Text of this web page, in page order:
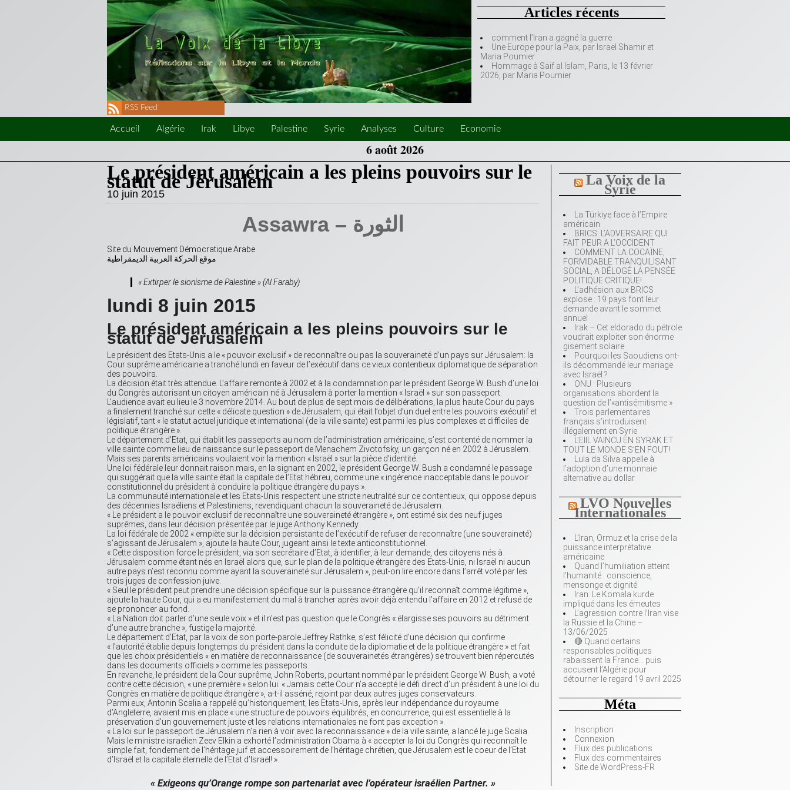
Articles récents
comment l’Iran a gagné la guerre
Une Europe pour la Paix, par Israël Shamir et
Maria Poumier
Hommage à Saif al Islam, Paris, le 13 février
2026, par Maria Poumier
RSS Feed
Accueil Algérie Irak Libye Palestine Syrie Analyses Culture Economie
6 août 2026
La Voix de la
Syrie
La Türkiye face à l’Empire
américain
BRICS: L’ADVERSAIRE QUI
FAIT PEUR A L’OCCIDENT
COMMENT LA COCAÏNE,
FORMIDABLE TRANQUILISANT
SOCIAL, A DÉLOGÉ LA PENSÉE
POLITIQUE CRITIQUE!
L’adhésion aux BRICS
explose : 19 pays font leur
demande avant le sommet
annuel
Irak – Cet eldorado du pétrole
voudrait exploiter son énorme
gisement solaire
Pourquoi les Saoudiens ont-
ils décommandé leur mariage
avec Israël ?
ONU : Plusieurs
organisations abordent la
question de l’«antisémitisme »
Trois parlementaires
français s’introduisent
illégalement en Syrie
L’EIIL VAINCU EN SYRAK ET
TOUT LE MONDE S’EN FOUT!
Lula da Silva appelle à
l’adoption d’une monnaie
alternative au dollar
LVO Nouvelles
Internationales
L’Iran, Ormuz et la crise de la
puissance interprétative
américaine
Quand l’humiliation atteint
l’humanité : conscience,
mensonge et dignité
Iran: Le Komala kurde
impliqué dans les émeutes
L’agression contre l’Iran vise
la Russie et la Chine –
13/06/2025
🔴 Quand certains
responsables politiques
rabaissent la France… puis
accusent l’Algérie pour
détourner le regard 19 avril 2025
Méta
Inscription
Connexion
Flux des publications
Flux des commentaires
Site de WordPress-FR
Le président américain a les pleins pouvoirs sur le
statut de Jérusalem
10 juin 2015
Assawra – الثورة
Site du Mouvement Démocratique Arabe
موقع الحركة العربية الديمقراطية
« Extirper le sionisme de Palestine »(Al Faraby)
lundi 8 juin 2015
Le président américain a les pleins pouvoirs sur le
statut de Jérusalem
Le président des Etats-Unis a le « pouvoir exclusif » de reconnaître ou pas la souveraineté d’un pays sur Jérusalem: la
Cour suprême américaine a tranché lundi en faveur de l’exécutif dans ce vieux contentieux diplomatique de séparation
des pouvoirs.
La décision était très attendue. L’affaire remonte à 2002 et à la condamnation par le président George W. Bush d’une loi
du Congrès autorisant un citoyen américain né à Jérusalem à porter la mention « Israël » sur son passeport.
L’audience avait eu lieu le 3 novembre 2014. Au bout de plus de sept mois de délibérations, la plus haute Cour du pays
a finalement tranché sur cette « délicate question » de Jérusalem, qui était l’objet d’un duel entre les pouvoirs exécutif et
législatif, tant « le statut actuel juridique et international (de la ville sainte) est parmi les plus complexes et difficiles de
politique étrangère ».
Le département d’Etat, qui établit les passeports au nom de l’administration américaine, s’est contenté de nommer la
ville sainte comme lieu de naissance sur le passeport de Menachem Zivotofsky, un garçon né en 2002 à Jérusalem.
Mais ses parents américains voulaient voir la mention « Israël » sur la pièce d’identité.
Une loi fédérale leur donnait raison mais, en la signant en 2002, le président George W. Bush a condamné le passage
qui suggérait que la ville sainte était la capitale de l’Etat hébreu, comme une « ingérence inacceptable dans le pouvoir
constitutionnel du président à conduire la politique étrangère du pays ».
La communauté internationale et les Etats-Unis respectent une stricte neutralité sur ce contentieux, qui oppose depuis
des décennies Israéliens et Palestiniens, revendiquant chacun la souveraineté de Jérusalem.
« Le président a le pouvoir exclusif de reconnaître une souveraineté étrangère », ont estimé six des neuf juges
suprêmes, dans leur décision présentée par le juge Anthony Kennedy.
La loi fédérale de 2002 « empiète sur la décision persistante de l’exécutif de refuser de reconnaître (une souveraineté)
s’agissant de Jérusalem », ajoute la haute Cour, jugeant ainsi le texte anticonstitutionnel.
« Cette disposition force le président, via son secrétaire d’Etat, à identifier, à leur demande, des citoyens nés à
Jérusalem comme étant nés en Israël alors que, sur le plan de la politique étrangère des Etats-Unis, ni Israël ni aucun
autre pays n’est reconnu comme ayant la souveraineté sur Jérusalem », peut-on lire encore dans l’arrêt voté par les
trois juges de confession juive.
« Seul le président peut prendre une décision spécifique sur la puissance étrangère qu’il reconnaît comme légitime »,
ajoute la haute Cour, qui a eu manifestement du mal à trancher après avoir déjà entendu l’affaire en 2012 et refusé de
se prononcer au fond.
« La Nation doit parler d’une seule voix » et il n’est pas question que le Congrès « élargisse ses pouvoirs au détriment
d’une autre branche », fustige la majorité.
Le département d’Etat, par la voix de son porte-parole Jeffrey Rathke, s’est félicité d’une décision qui confirme
« l’autorité établie depuis longtemps du président dans la conduite de la diplomatie et de la politique étrangère » et fait
que les choix présidentiels « en matière de reconnaissance (de souverainetés étrangères) se trouvent bien répercutés
dans les documents officiels » comme les passeports.
En revanche, le président de la Cour suprême, John Roberts, pourtant nommé par le président George W. Bush, a voté
contre cette décision, « une première » selon lui. « Jamais cette Cour n’a accepté le défi direct d’un président à une loi du
Congrès en matière de politique étrangère », a-t-il asséné, rejoint par deux autres juges conservateurs.
Parmi eux, Antonin Scalia a rappelé qu’historiquement, les Etats-Unis, après leur indépendance du royaume
d’Angleterre, avaient mis en place « une structure de pouvoirs équilibrés, en concurrence, qui est essentielle à la
préservation d’un gouvernement juste et les relations internationales ne font pas exception ».
« La loi sur le passeport de Jérusalem n’a rien à voir avec la reconnaissance » de la ville sainte, a lancé le juge Scalia.
Mais le ministre israélien Zeev Elkin a exhorté l’administration Obama à « accepter la loi du Congrès qui reconnaît le
simple fait, fondement de l’héritage juif et accessoirement de l’héritage chrétien, que Jérusalem est le coeur de l’Etat
d’Israël et la capitale éternelle de l’Etat d’Israël! ».
« Exigeons qu’Orange rompe son partenariat avec l’opérateur israélien Partner. »